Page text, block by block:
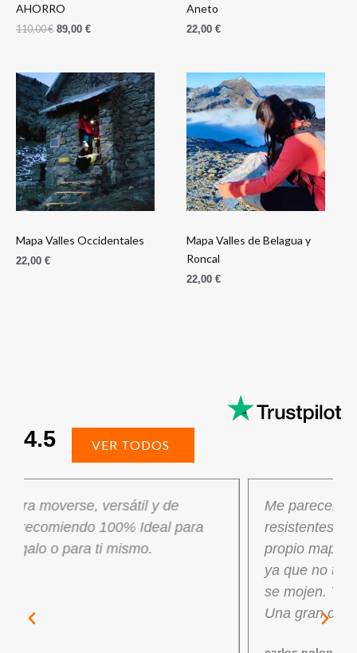
AHORRO
110,00€ 89,00 €
Aneto
22,00 €
Mapa Valles Occidentales
22,00 €
Mapa Valles de Belagua y
Roncal
22,00 €
4.5 VER TODOS
Me parecen unos mapas fantásticos,
resistentes, puedes pintar y anotar sobre el
propio mapa. En días de lluvia es perfecto
ya que no te tienes que preocupar por qué
se mojen. Y con lavarlos como nuevos.